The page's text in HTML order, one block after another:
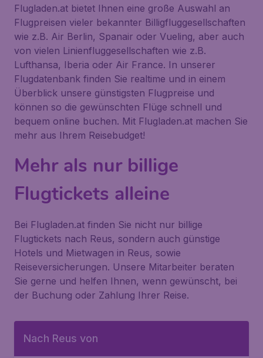
Flugladen.at bietet Ihnen eine große Auswahl an
Flugpreisen vieler bekannter Billigfluggesellschaften
wie z.B. Air Berlin, Spanair oder Vueling, aber auch
von vielen Linienfluggesellschaften wie z.B.
Lufthansa, Iberia oder Air France. In unserer
Flugdatenbank finden Sie realtime und in einem
Überblick unsere günstigsten Flugpreise und
können so die gewünschten Flüge schnell und
bequem online buchen. Mit Flugladen.at machen Sie
mehr aus Ihrem Reisebudget!
Mehr als nur billige
Flugtickets alleine
Bei Flugladen.at finden Sie nicht nur billige
Flugtickets nach Reus, sondern auch günstige
Hotels und Mietwagen in Reus, sowie
Reiseversicherungen. Unsere Mitarbeiter beraten
Sie gerne und helfen Ihnen, wenn gewünscht, bei
der Buchung oder Zahlung Ihrer Reise.
Nach Reus von